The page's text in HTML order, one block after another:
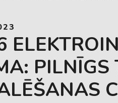
PILNĪGS